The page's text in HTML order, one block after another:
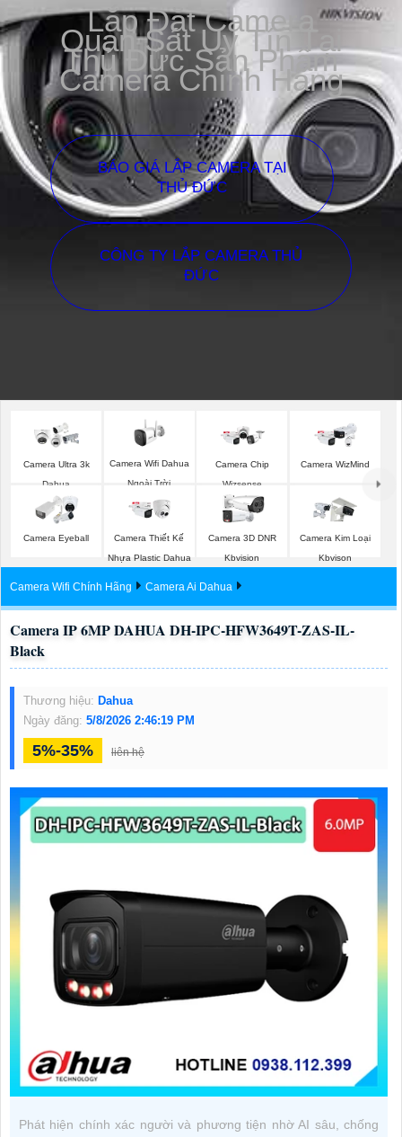
Lắp Đặt Camera
Quan Sát Uy Tín Tại
Thủ Đức Sản Phẩm
Camera Chính Hãng
BÁO GIÁ LẮP CAMERA TẠI
THỦ ĐỨC
CÔNG TY LẮP CAMERA THỦ
ĐỨC
Camera Ultra 3k
Dahua
Camera Wifi Dahua
Ngoài Trời
Camera Chip
Wizsense
Camera WizMind
Camera Eyeball
Camera Thiết Kế
Nhựa Plastic Dahua
Camera 3D DNR
Kbvision
Camera Kim Loại
Kbvison
Camera Wifi Chính Hãng Camera Ai Dahua
Camera IP 6MP DAHUA DH-IPC-HFW3649T-ZAS-IL-
Black
Thương hiệu: Dahua
Ngày đăng: 5/8/2026 2:46:19 PM
5%-35% liên hệ
Phát hiện chính xác người và phương tiện nhờ AI sâu, chống